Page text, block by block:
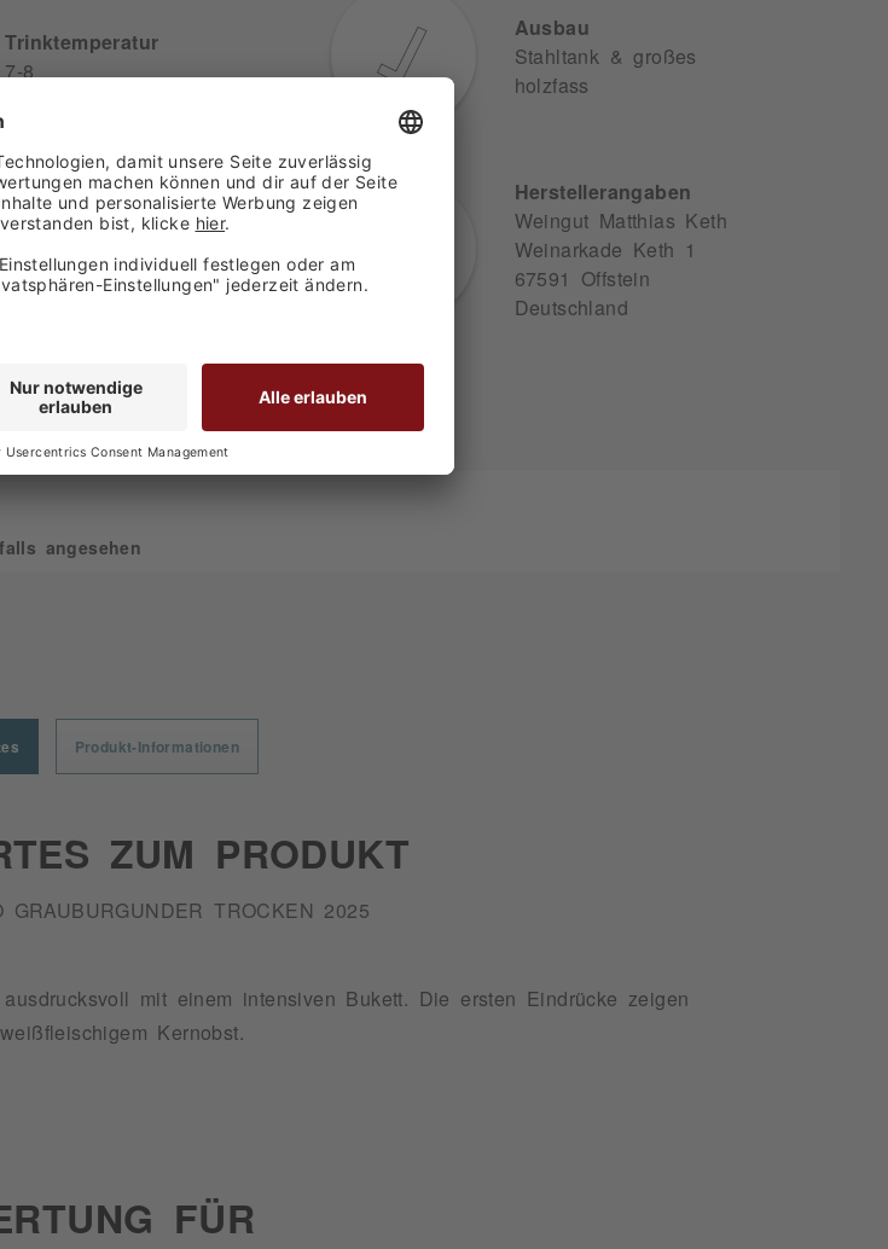
Trinktemperatur
7-8
Ausbau
Stahltank & großes
holzfass
EAN
4260137190371
Herstellerangaben
Weingut Matthias Keth
Weinarkade Keth 1
67591 Offstein
Deutschland
angesehen
Produkt-Informationen
ZUM PRODUKT
TROCKEN 2025
mit einem intensiven Bukett. Die ersten Eindrücke zeigen
Kernobst.
FÜR